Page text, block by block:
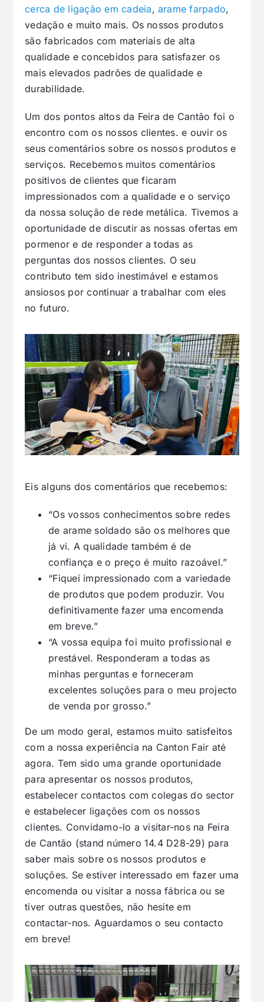
cerca de ligação em cadeia, arame farpado,
vedação e muito mais. Os nossos produtos
são fabricados com materiais de alta
qualidade e concebidos para satisfazer os
mais elevados padrões de qualidade e
durabilidade.
Um dos pontos altos da Feira de Cantão foi o
encontro com os nossos clientes. e ouvir os
seus comentários sobre os nossos produtos e
serviços. Recebemos muitos comentários
positivos de clientes que ficaram
impressionados com a qualidade e o serviço
da nossa solução de rede metálica. Tivemos a
oportunidade de discutir as nossas ofertas em
pormenor e de responder a todas as
perguntas dos nossos clientes. O seu
contributo tem sido inestimável e estamos
ansiosos por continuar a trabalhar com eles
no futuro.
Eis alguns dos comentários que recebemos:
“Os vossos conhecimentos sobre redes
de arame soldado são os melhores que
já vi. A qualidade também é de
confiança e o preço é muito razoável.”
“Fiquei impressionado com a variedade
de produtos que podem produzir. Vou
definitivamente fazer uma encomenda
em breve.”
“A vossa equipa foi muito profissional e
prestável. Responderam a todas as
minhas perguntas e forneceram
excelentes soluções para o meu projecto
de venda por grosso.”
De um modo geral, estamos muito satisfeitos
com a nossa experiência na Canton Fair até
agora. Tem sido uma grande oportunidade
para apresentar os nossos produtos,
estabelecer contactos com colegas do sector
e estabelecer ligações com os nossos
clientes. Convidamo-lo a visitar-nos na Feira
de Cantão (stand número 14.4 D28-29) para
saber mais sobre os nossos produtos e
soluções. Se estiver interessado em fazer uma
encomenda ou visitar a nossa fábrica ou se
tiver outras questões, não hesite em
contactar-nos. Aguardamos o seu contacto
em breve!